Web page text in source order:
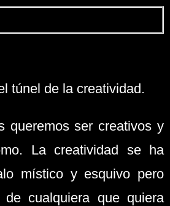
túnel de la creatividad.
queremos ser creativos y
La creatividad se ha
místico y esquivo pero
cualquiera que quiera